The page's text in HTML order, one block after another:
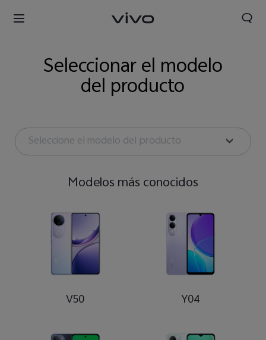
Perú | Seleccione país/región
Seleccionar el modelo
del producto
Seleccione el modelo del producto
Modelos más conocidos
V50 Y04